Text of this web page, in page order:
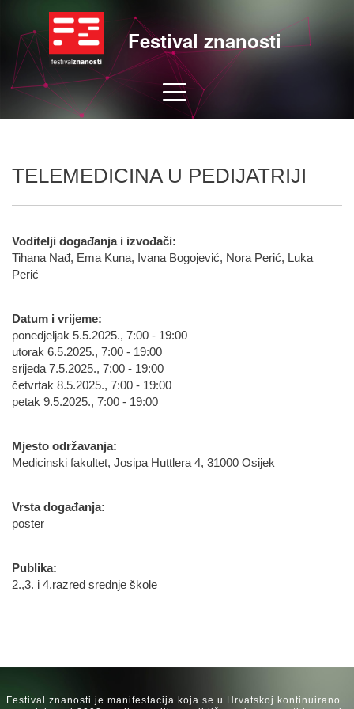
Festival znanosti
TELEMEDICINA U PEDIJATRIJI
Voditelji događanja i izvođači:
Tihana Nađ, Ema Kuna, Ivana Bogojević, Nora Perić, Luka
Perić
Datum i vrijeme:
ponedjeljak 5.5.2025., 7:00 - 19:00
utorak 6.5.2025., 7:00 - 19:00
srijeda 7.5.2025., 7:00 - 19:00
četvrtak 8.5.2025., 7:00 - 19:00
petak 9.5.2025., 7:00 - 19:00
Mjesto održavanja:
Medicinski fakultet, Josipa Huttlera 4, 31000 Osijek
Vrsta događanja:
poster
Publika:
2.,3. i 4.razred srednje škole
Festival znanosti je manifestacija koja se u Hrvatskoj kontinuirano